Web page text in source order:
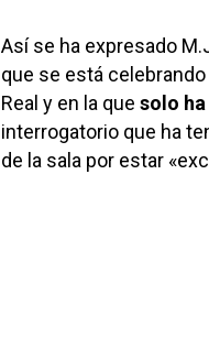
Así se ha expresado
que se está
Real y en la que solo
interrogatorio que ha
de la sala por estar